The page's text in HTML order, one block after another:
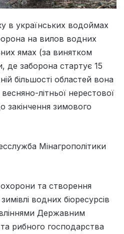
в українських водоймах
на вилов водних
ямах (за винятком
заборона стартує 15
більшості областей вона
літньої нерестової
закінчення зимового
Мінагрополітики
та створення
водних біоресурсів
Державним
рибного господарства